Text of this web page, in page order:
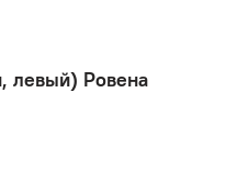
левый) Ровена